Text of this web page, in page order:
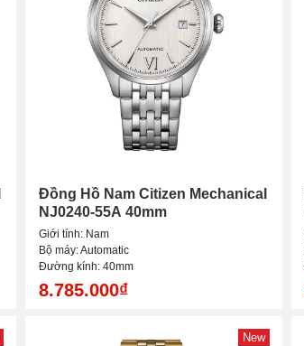
Đồng Hồ Nam Citizen Mechanical
NJ0240-55A 40mm
Giới tính: Nam
Bộ máy: Automatic
Đường kính: 40mm
8.785.000₫
New